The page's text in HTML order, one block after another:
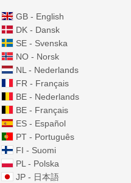
GB - English
DK - Dansk
SE - Svenska
NO - Norsk
NL - Nederlands
FR - Français
BE - Nederlands
BE - Français
ES - Español
PT - Português
FI - Suomi
PL - Polska
JP - 日本語